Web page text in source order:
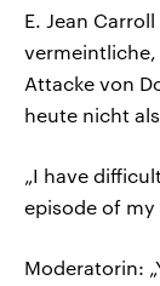
E. Jean
Attacke von
heute nicht
„I have
episode of my
Moderatorin: